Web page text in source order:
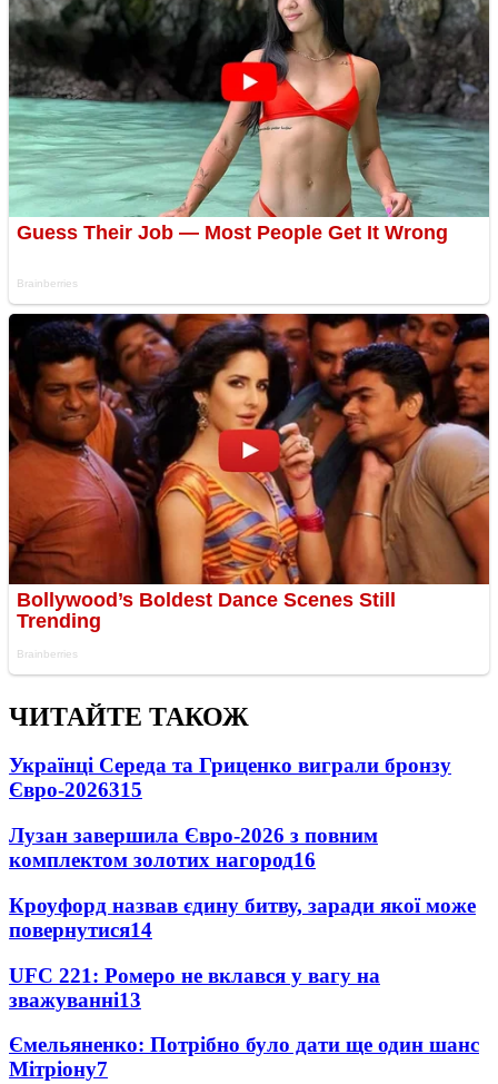
ЧИТАЙТЕ ТАКОЖ
Українці Середа та Гриценко виграли бронзу
Євро-2026315
Лузан завершила Євро-2026 з повним
комплектом золотих нагород16
Кроуфорд назвав єдину битву, заради якої може
повернутися14
UFC 221: Ромеро не вклався у вагу на
зважуванні13
Ємельяненко: Потрібно було дати ще один шанс
Мітріону7